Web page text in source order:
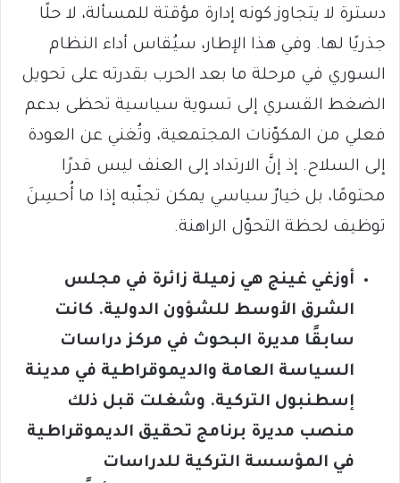
دسترة لا يتجاوز كونه إدارة مؤقتة للمسألة، لا حلًا
جذريًا لها. وفي هذا الإطار، سيُقاس أداء النظام
السوري في مرحلة ما بعد الحرب بقدرته على تحويل
الضغط القسري إلى تسوية سياسية تحظى بدعم
فعلي من المكوّنات المجتمعية، وتُغني عن العودة
إلى السلاح. إذ إنَّ الارتداد إلى العنف ليس قدرًا
محتومًا، بل خيارٌ سياسي يمكن تجنّبه إذا ما أُحسِنَ
توظيف لحظة التحوّل الراهنة.
أوزغي غينج هي زميلة زائرة في مجلس
الشرق الأوسط للشؤون الدولية. كانت
سابقًا مديرة البحوث في مركز دراسات
السياسة العامة والديموقراطية في مدينة
إسطنبول التركية. وشغلت قبل ذلك
منصب مديرة برنامج تحقيق الديموقراطية
في المؤسسة التركية للدراسات